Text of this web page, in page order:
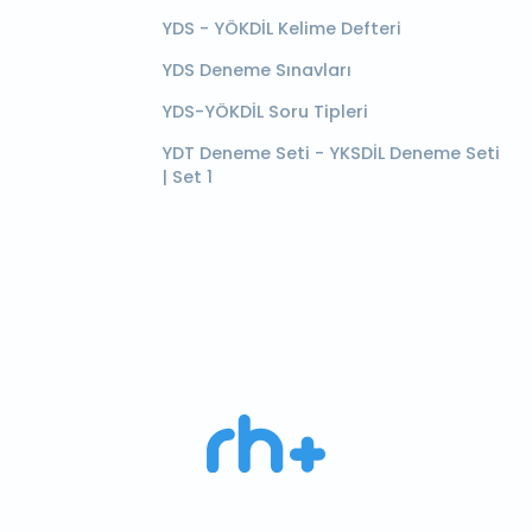
YDS - YÖKDİL Kelime Defteri
YDS Deneme Sınavları
YDS-YÖKDİL Soru Tipleri
YDT Deneme Seti - YKSDİL Deneme Seti
| Set 1